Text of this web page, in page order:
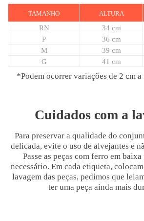
TAMANHO ALTURA
RN 34 cm
P
36 cm
M
39 cm
G
41 cm
*Podem ocorrer variações de 2 cm a
Cuidados com a
Para preservar a qualidade do
delicada, evite o uso de alvejantes e
Passe as peças com ferro em
necessário. Em cada etiqueta,
lavagem das peças, pedimos que
ter uma peça ainda mais